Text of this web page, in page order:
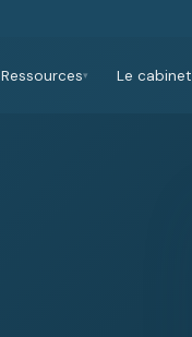
Ressources▾ Le cabinet